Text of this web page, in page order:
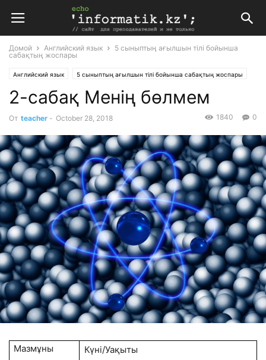
Домой Английский язык
5 сыныптың ағылшын тілі бойынша
сабақтың жоспары
Английский язык 5 сыныптың ағылшын тілі бойынша сабақтың жоспары
Планирование Поурочные планы
2-сабақ Менің бөлмем
От teacher - October 28, 2018 0
1840
Мазмұны Күні/Уақыты